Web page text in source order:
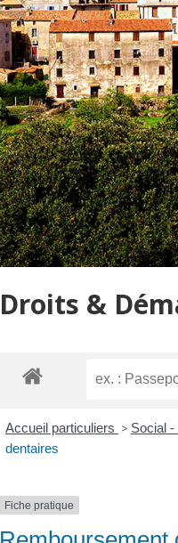
Droits &
Accueil particuliers > Social -
dentaires
Fiche pratique